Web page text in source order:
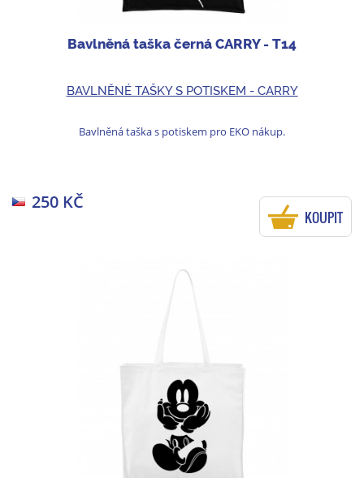
Bavlněná taška černá CARRY - T14
BAVLNĚNÉ TAŠKY S POTISKEM - CARRY
Bavlněná taška s potiskem pro EKO nákup.
250 KČ
KOUPIT